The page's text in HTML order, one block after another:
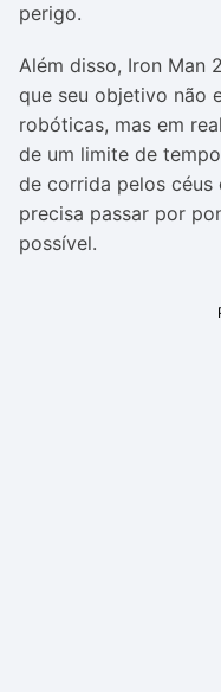
perigo.
Além disso, Iron Man
que seu objetivo não
robóticas, mas em
de um limite de
de corrida pelos céus
precisa passar por
possível.